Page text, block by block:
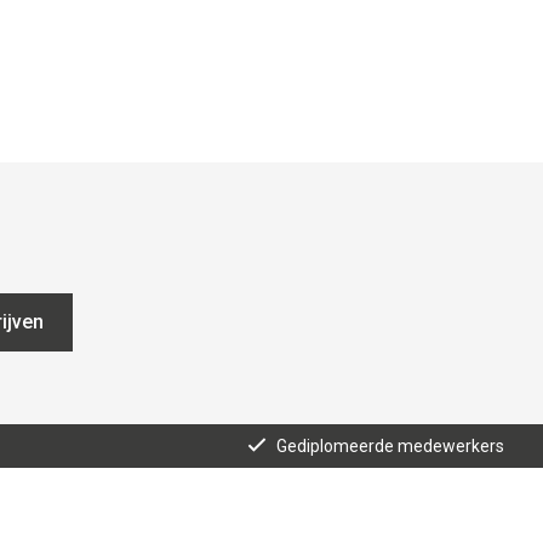
Gediplomeerde medewerkers